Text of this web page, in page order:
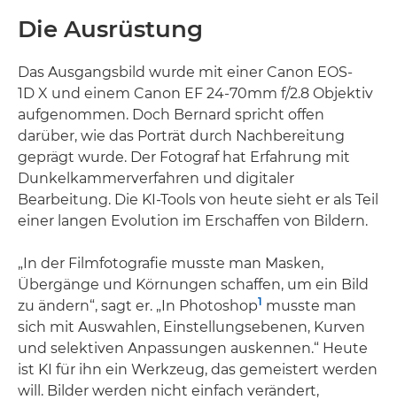
Die Ausrüstung
Das Ausgangsbild wurde mit einer Canon EOS-
1D X und einem Canon EF 24-70mm f/2.8 Objektiv
aufgenommen. Doch Bernard spricht offen
darüber, wie das Porträt durch Nachbereitung
geprägt wurde. Der Fotograf hat Erfahrung mit
Dunkelkammerverfahren und digitaler
Bearbeitung. Die KI-Tools von heute sieht er als Teil
einer langen Evolution im Erschaffen von Bildern.
„In der Filmfotografie musste man Masken,
Übergänge und Körnungen schaffen, um ein Bild
zu ändern“, sagt er. „In Photoshop1 musste man
sich mit Auswahlen, Einstellungsebenen, Kurven
und selektiven Anpassungen auskennen.“ Heute
ist KI für ihn ein Werkzeug, das gemeistert werden
will. Bilder werden nicht einfach verändert,